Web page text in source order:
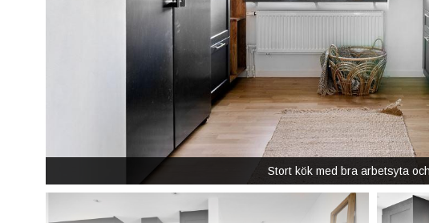
Stort kök med bra arbetsyta